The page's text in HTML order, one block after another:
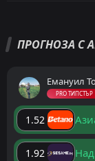
ПРОГНОЗА С
Емануил
PRO ТИПСТЪР
1.52
1.92